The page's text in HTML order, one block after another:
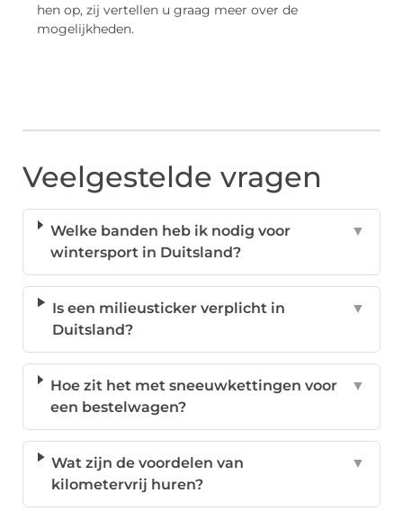
hen op, zij vertellen u graag meer over de
mogelijkheden.
Veelgestelde vragen
Welke banden heb ik nodig voor
wintersport in Duitsland?
▼
Is een milieusticker verplicht in
Duitsland?
▼
Hoe zit het met sneeuwkettingen voor
een bestelwagen?
▼
Wat zijn de voordelen van
kilometervrij huren?
▼